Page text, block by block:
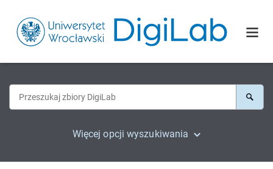
Więcej opcji wyszukiwania